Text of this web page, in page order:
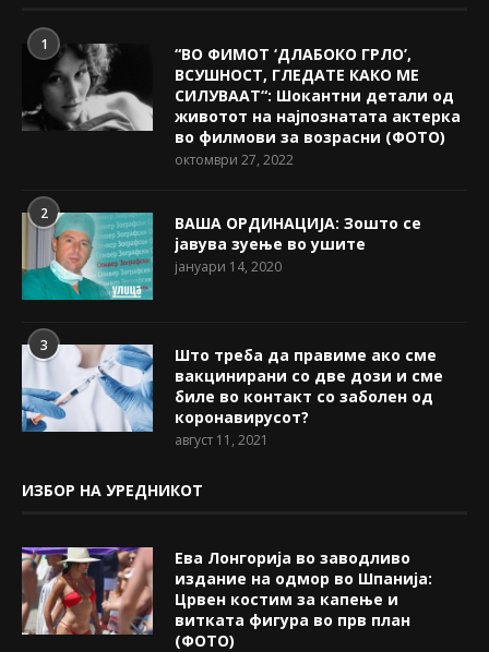
1
“ВО ФИМОТ ‘ДЛАБОКО ГРЛО’,
ВСУШНОСТ, ГЛЕДАТЕ КАКО МЕ
СИЛУВААТ“: Шокантни детали од
животот на најпознатата актерка
во филмови за возрасни (ФОТО)
октомври 27, 2022
2
ВАША ОРДИНАЦИЈА: Зошто се
јавува зуење во ушите
јануари 14, 2020
3
Што треба да правиме ако сме
вакцинирани со две дози и сме
биле во контакт со заболен од
коронавирусот?
август 11, 2021
ИЗБОР НА УРЕДНИКОТ
Ева Лонгорија во заводливо
издание на одмор во Шпанија:
Црвен костим за капење и
витката фигура во прв план
(ФОТО)